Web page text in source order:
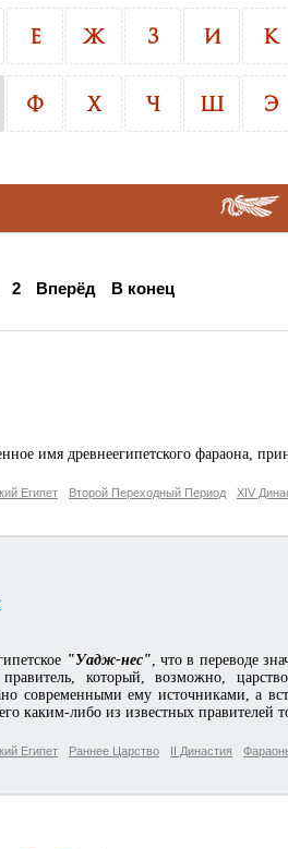
Е Ж З И К
Ф Х Ч Э
2 Вперёд В конец
имя древнеегипетского фараона,
Египет Второй Переходный Период XIV
"Уадж-нес", что в переводе
правитель, который, возможно,
современными ему источниками, а
каким-либо из известных правителей
Египет Раннее Царство II Династия